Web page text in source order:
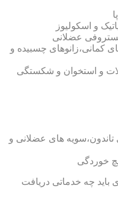
و اسکولیوز
عضلانی
کمانی،زانوهای چسبیده و
و استخوان و شکستگی
های عضلانی و
خوردگی
باید چه خدماتی دریافت